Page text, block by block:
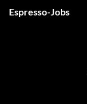
Espresso-Jobs